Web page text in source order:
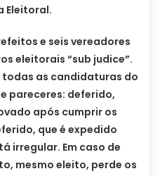
Eleitoral.
e seis vereadores
eleitorais “sub judice”.
as candidaturas do
pareceres: deferido,
após cumprir os
que é expedido
irregular. Em caso de
mesmo eleito, perde os